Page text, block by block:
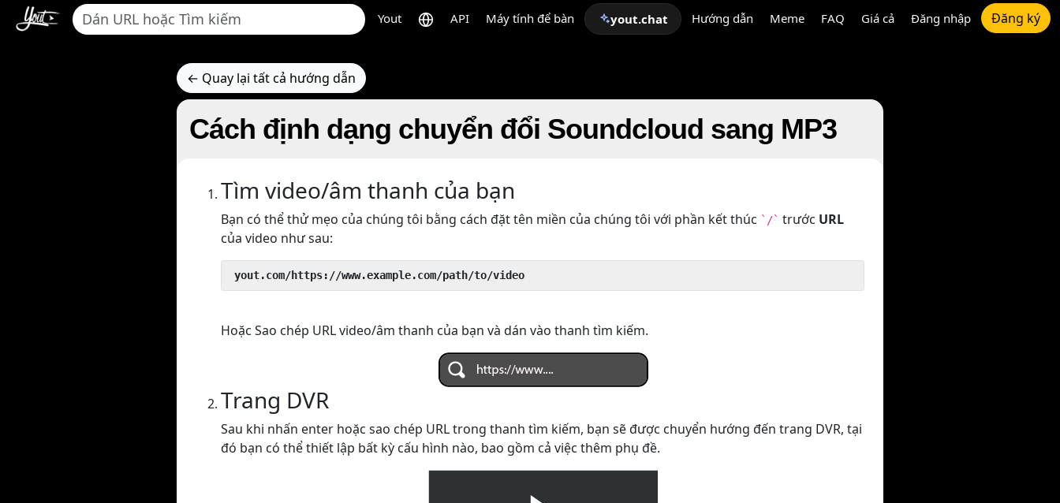
Yout API Máy tính để bàn yout.chat Hướng dẫn Meme FAQ Giá cả Đăng nhập Đăng ký
← Quay lại tất cả hướng dẫn
Cách định dạng chuyển đổi Soundcloud sang MP3
Tìm video/âm thanh của bạn
Bạn có thể thử mẹo của chúng tôi bằng cách đặt tên miền của chúng tôi với phần kết thúc `/` trước URL
của video như sau:
yout.com/https://www.example.com/path/to/video
Hoặc Sao chép URL video/âm thanh của bạn và dán vào thanh tìm kiếm.
Trang DVR
Sau khi nhấn enter hoặc sao chép URL trong thanh tìm kiếm, bạn sẽ được chuyển hướng đến trang DVR, tại
đó bạn có thể thiết lập bất kỳ cấu hình nào, bao gồm cả việc thêm phụ đề.